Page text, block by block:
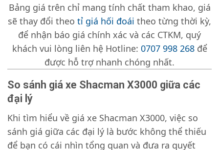
Bảng giá trên chỉ mang tính chất tham khao, giá
sẽ thay đổi theo tỉ giá hối đoái theo từng thời kỳ,
để nhận báo giá chính xác và các CTKM, quý
khách vui lòng liên hệ Hotline: 0707 998 268để
được hỗ trợ nhanh chóng nhất.
So sánh giá xe Shacman X3000 giữa các
đại lý
Khi tìm hiểu về giá xe Shacman X3000, việc so
sánh giá giữa các đại lý là bước không thể thiếu
để bạn có cái nhìn tổng quan và đưa ra quyết